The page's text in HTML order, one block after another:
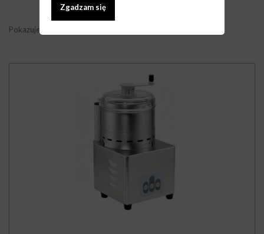
Zgadzam się
Pokazuje 1 - 1 z 1 pozycji